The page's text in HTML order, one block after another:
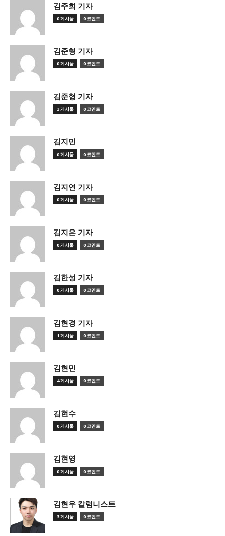
김주희 기자
0 게시물 0 코멘트
김준형 기자
0 게시물 0 코멘트
김준형 기자
3 게시물 0 코멘트
김지민
0 게시물 0 코멘트
김지연 기자
0 게시물 0 코멘트
김지은 기자
0 게시물 0 코멘트
김한성 기자
0 게시물 0 코멘트
김현경 기자
1 게시물 0 코멘트
김현민
4 게시물 0 코멘트
김현수
0 게시물 0 코멘트
김현영
0 게시물 0 코멘트
김현우 칼럼니스트
3 게시물 0 코멘트